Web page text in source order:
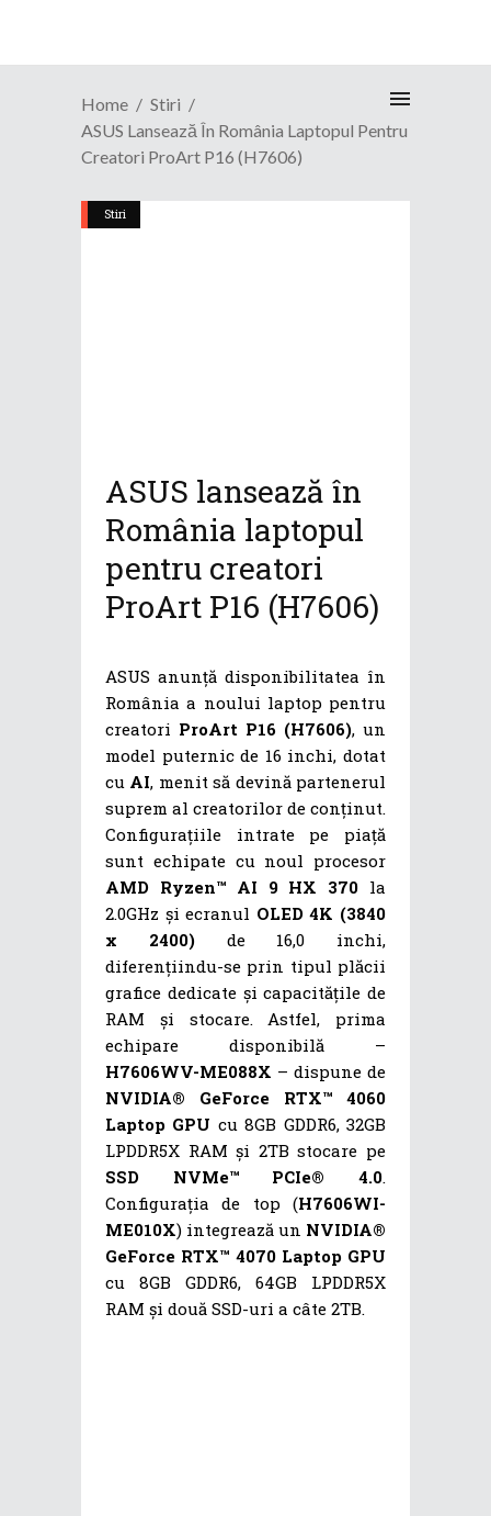
Home
Stiri
ASUS Lansează În România Laptopul Pentru
Creatori ProArt P16 (H7606)
Stiri
ASUS lansează în
România laptopul
pentru creatori
ProArt P16 (H7606)
ASUS anunță disponibilitatea în
România a noului laptop pentru
creatori ProArt P16 (H7606), un
model puternic de 16 inchi, dotat
cu AI, menit să devină partenerul
suprem al creatorilor de conținut.
Configurațiile intrate pe piață
sunt echipate cu noul procesor
AMD Ryzen™ AI 9 HX 370 la
2.0GHz și ecranul OLED 4K (3840
x 2400)de 16,0 inchi,
diferențiindu-se prin tipul plăcii
grafice dedicate și capacitățile de
RAM și stocare. Astfel, prima
echipare disponibilă –
H7606WV-ME088X – dispune de
NVIDIA® GeForce RTX™ 4060
Laptop GPU cu 8GB GDDR6, 32GB
LPDDR5X RAM și 2TB stocare pe
SSD NVMe™ PCIe® 4.0.
Configurația de top (H7606WI-
ME010X) integrează un NVIDIA®
GeForce RTX™ 4070 Laptop GPU
cu 8GB GDDR6, 64GB LPDDR5X
RAM și două SSD-uri a câte 2TB.